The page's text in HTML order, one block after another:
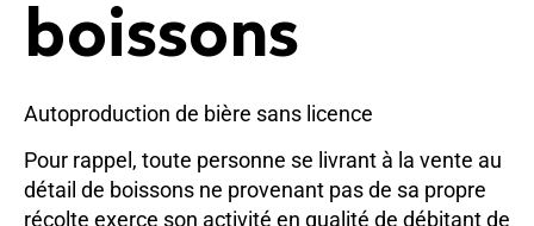
boissons
Autoproduction de bière sans licence
Pour rappel, toute personne se livrant à la vente au
détail de boissons ne provenant pas de sa propre
récolte exerce son activité en qualité de débitant de